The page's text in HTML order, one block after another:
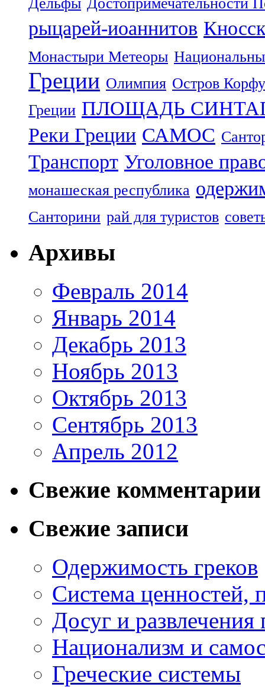
Дельфы Достопримечательности
рыцарей-иоаннитов
Монастыри Метеоры
Греции Олимпия Остров Корфу
Греции ПЛОЩАДЬ
Реки Греции САМОС
Транспорт Уголовное
монашеская республика
Санторини рай для туристов
Архивы
Февраль 2014
Январь 2014
Декабрь 2013
Ноябрь 2013
Октябрь 2013
Сентябрь 2013
Апрель 2012
Свежие комментарии
Свежие записи
Одержимость греков
Система ценностей,
Досуг и развлечения
Национализм и
Греческие системы